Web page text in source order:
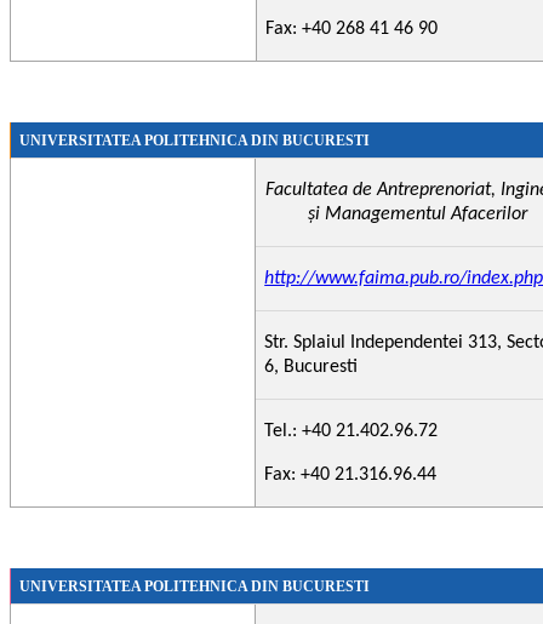
Fax: +40 268 41 46 90
UNIVERSITATEA POLITEHNICA DINBUCURESTI
Facultatea de Antreprenoriat,
şi Managementul Afacerilor
http://www.faima.pub.ro/index.php
Str. Splaiul Independentei 313,
6, Bucuresti
Tel.: +40 21.402.96.72
Fax: +40 21.316.96.44
UNIVERSITATEA POLITEHNICA DINBUCURESTI